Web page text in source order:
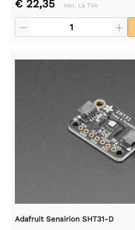
€ 22,35 Incl. La TVA
Adafruit Sensirion SHT31-D